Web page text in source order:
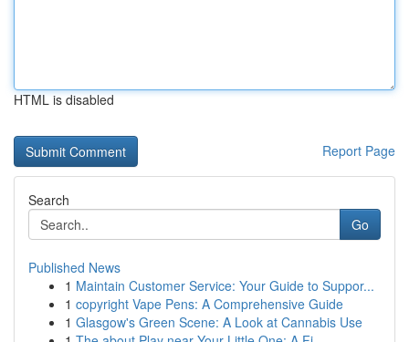
HTML is disabled
Report Page
Search
Go
Published News
1 Maintain Customer Service: Your Guide to Suppor...
1 copyright Vape Pens: A Comprehensive Guide
1 Glasgow's Green Scene: A Look at Cannabis Use